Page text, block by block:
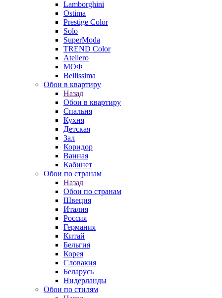
Lamborghini
Ostima
Prestige Color
Solo
SuperModa
TREND Color
Ateliero
МОФ
Bellissima
Обои в квартиру
Назад
Обои в квартиру
Спальня
Кухня
Детская
Зал
Коридор
Ванная
Кабинет
Обои по странам
Назад
Обои по странам
Швеция
Италия
Россия
Германия
Китай
Бельгия
Корея
Словакия
Беларусь
Нидерланды
Обои по стилям